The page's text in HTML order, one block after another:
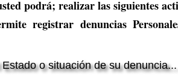
podrá; realizar las siguientes
registrar denuncias
o situación de su denuncia...